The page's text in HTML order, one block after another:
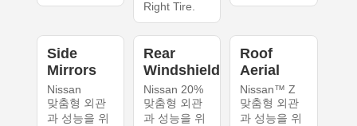
Right Tire.
Side
Mirrors
Nissan
맞춤형 외관
과 성능을 위
Rear
Windshield
Nissan 20%
맞춤형 외관
과 성능을 위
Roof
Aerial
Nissan™ Z
맞춤형 외관
과 성능을 위